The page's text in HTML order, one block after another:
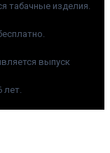
табачные изделия.
выпуск
лет.